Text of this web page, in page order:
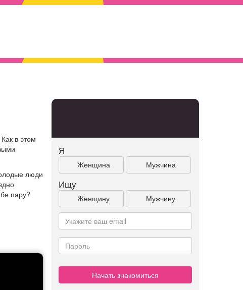
в этом
люди
пару?
Я
Женщина Мужчина
Ищу
Женщину Мужчину
Начать знакомиться